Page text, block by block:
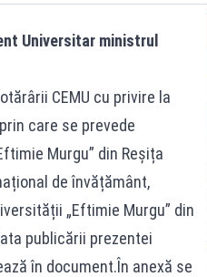
Universitar ministrul
CEMU cu privire la
care se prevede
Murgu” din Reșița
de învățământ,
„Eftimie Murgu” din
publicării prezentei
în document.În anexă se